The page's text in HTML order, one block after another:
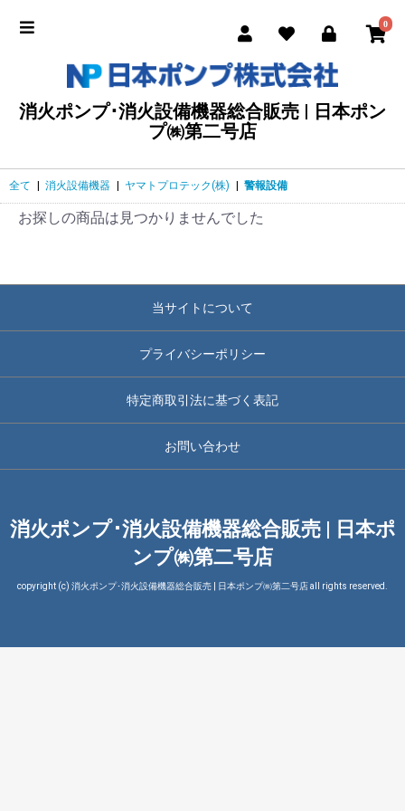
0
消火ポンプ･消火設備機器総合販売 | 日本ポン
プ㈱第二号店
全て | 消火設備機器 | ヤマトプロテック(株) | 警報設備
お探しの商品は見つかりませんでした
当サイトについて
プライバシーポリシー
特定商取引法に基づく表記
お問い合わせ
消火ポンプ･消火設備機器総合販売 | 日本ポ
ンプ㈱第二号店
copyright (c) 消火ポンプ･消火設備機器総合販売 | 日本ポンプ㈱第二号店 all rights reserved.